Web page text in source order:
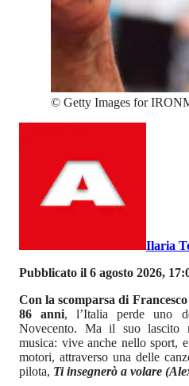
© Getty Images for
Ilaria
Pubblicato il 6 agosto 2026,
Con la scomparsa di
86 anni, l’Italia perde uno
Novecento. Ma il suo lascito
musica: vive anche nello sport,
motori, attraverso una delle
pilota, Ti insegnerò a volare